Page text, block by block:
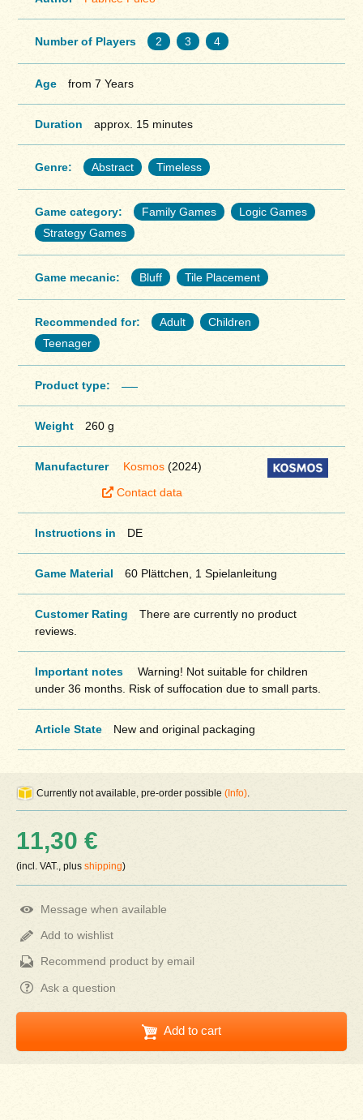
Number of Players 2 3 4
Age from 7 Years
Duration approx. 15 minutes
Genre: Abstract Timeless
Game category: Family Games
Logic Games
Strategy Games
Game mecanic: Bluff Tile Placement
Recommended for: Adult
Children
Teenager
Product type:
Weight 260 g
Manufacturer Kosmos(2024)
Contact data
Instructions in DE
Game Material 60 Plättchen, 1 Spielanleitung
Customer Rating
There are currently no product
reviews.
Important notes
Warning! Not suitable for children
under 36 months. Risk of suffocation due to small parts.
Article State New and original packaging
Currently not available, pre-order possible(Info)
11,30 €
(incl. VAT., plusshipping)
Message when available
Add to wishlist
Recommend product by email
Ask a question
Add to cart